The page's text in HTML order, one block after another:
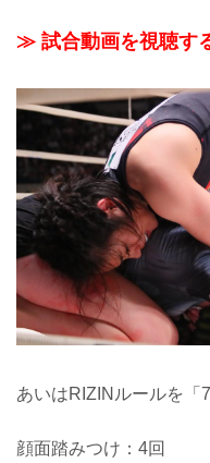
≫ 試合動画を視聴す
あいはRIZINルールを「
顔面踏みつけ：4回